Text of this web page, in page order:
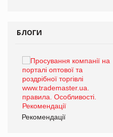
БЛОГИ
Рекомендації